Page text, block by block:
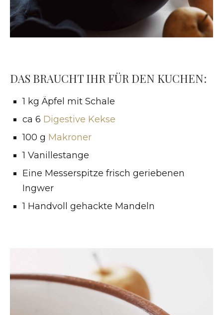
DAS BRAUCHT IHR FÜR DEN KUCHEN:
1 kg Äpfel mit Schale
ca 6 Digestive Kekse
100 g Makroner
1 Vanillestange
Eine Messerspitze frisch geriebenen
Ingwer
1 Handvoll gehackte Mandeln